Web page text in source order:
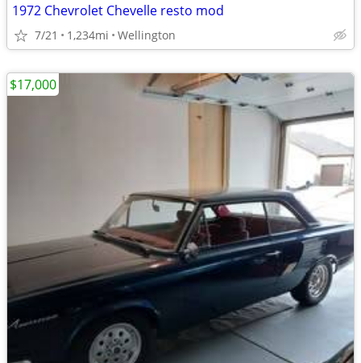
1972 Chevrolet Chevelle resto mod
7/21 1,234mi Wellington
$17,000